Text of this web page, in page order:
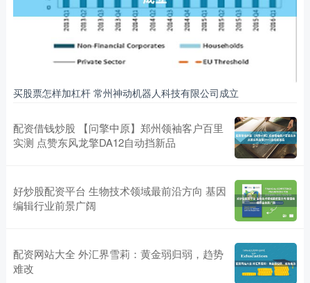
买股票怎样加杠杆 常州神动机器人科技有限公司成立
配资借钱炒股 【问擎中原】郑州领袖客户百里
实测 点赞东风龙擎DA12自动挡新品
好炒股配资平台 生物技术领域最前沿方向 基因
编辑行业前景广阔
配资网站大全 外汇界雪莉：黄金弱归弱，趋势
难改